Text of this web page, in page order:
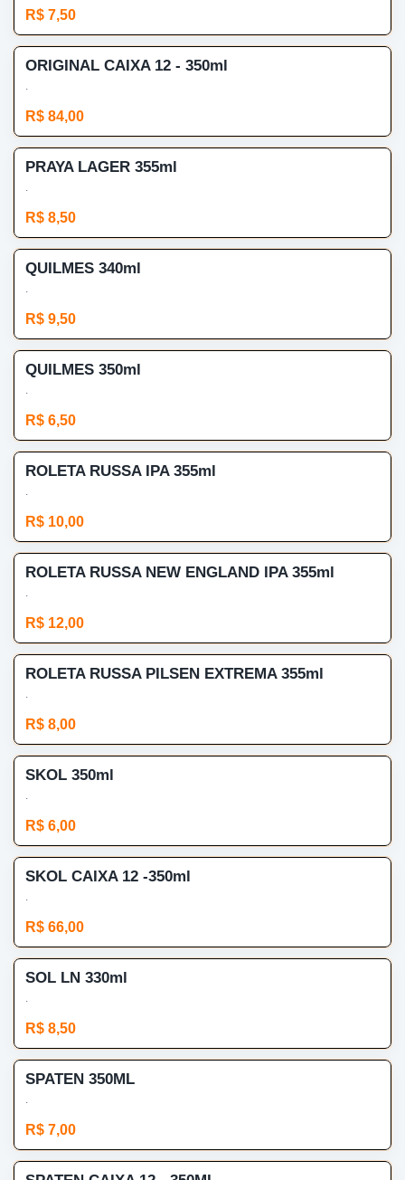
R$ 7,50
ORIGINAL CAIXA 12 - 350ml
.
R$ 84,00
PRAYA LAGER 355ml
.
R$ 8,50
QUILMES 340ml
.
R$ 9,50
QUILMES 350ml
.
R$ 6,50
ROLETA RUSSA IPA 355ml
.
R$ 10,00
ROLETA RUSSA NEW ENGLAND IPA 355ml
.
R$ 12,00
ROLETA RUSSA PILSEN EXTREMA 355ml
.
R$ 8,00
SKOL 350ml
.
R$ 6,00
SKOL CAIXA 12 -350ml
.
R$ 66,00
SOL LN 330ml
.
R$ 8,50
SPATEN 350ML
.
R$ 7,00